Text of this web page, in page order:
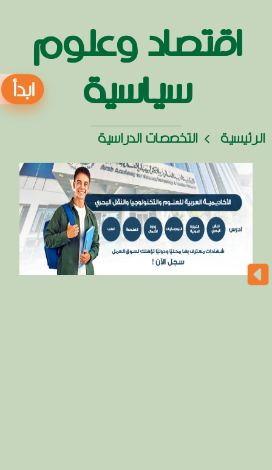
اقتصاد وعلوم
سياسية
الرئيسية التخصصات الدراسية